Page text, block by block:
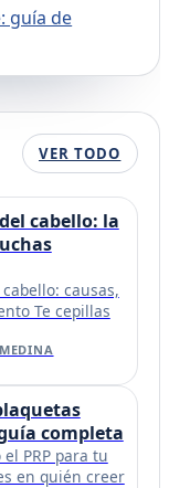
guía de
VER TODO
cabello: la
causas,
Te cepillas
completa
PRP para tu
en quién creer